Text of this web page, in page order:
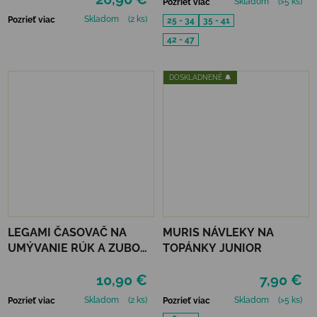
Pozrieť viac Skladom (2 ks)
Pozrieť viac
25 - 34
35 - 41
42 - 47
LEGAMI ČASOVAČ NA
UMÝVANIE RÚK A ZUBOV
10,90 €
Pozrieť viac Skladom (2 ks)
DOSKLADNENÉ 🔔
MURIS NÁVLEKY NA
TOPÁNKY JUNIOR
7,90 €
Pozrieť viac Skladom
(>5 ks)